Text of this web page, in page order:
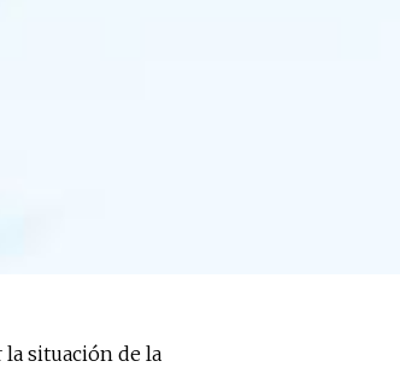
la situación de la